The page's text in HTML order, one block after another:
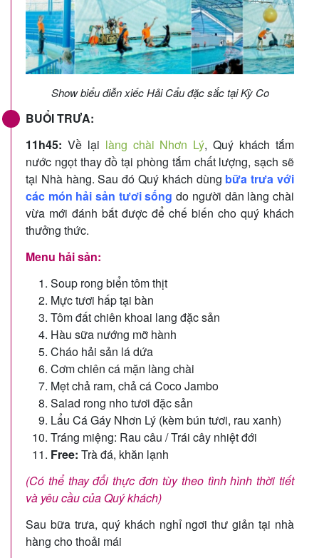
Show biểu diễn xiếc Hải Cẩu đặc sắc tại Kỳ Co
BUỔI TRƯA:
11h45: Về lại làng chài Nhơn Lý, Quý khách tắm
nước ngọt thay đồ tại phòng tắm chất lượng, sạch sẽ
tại Nhà hàng. Sau đó Quý khách dùng bữa trưa với
các món hải sản tươi sống do người dân làng chài
vừa mới đánh bắt được để chế biến cho quý khách
thưởng thức.
Menu hải sản:
Soup rong biển tôm thịt
Mực tươi hấp tại bàn
Tôm đất chiên khoai lang đặc sản
Hàu sữa nướng mỡ hành
Cháo hải sản lá dứa
Cơm chiên cá mặn làng chài
Mẹt chả ram, chả cá Coco Jambo
Salad rong nho tươi đặc sản
Lẩu Cá Gáy Nhơn Lý (kèm bún tươi, rau xanh)
Tráng miệng: Rau câu / Trái cây nhiệt đới
Free: Trà đá, khăn lạnh
(Có thể thay đổi thực đơn tùy theo tình hình thời tiết
và yêu cầu của Quý khách)
Sau bữa trưa, quý khách nghỉ ngơi thư giản tại nhà
hàng cho thoải mái